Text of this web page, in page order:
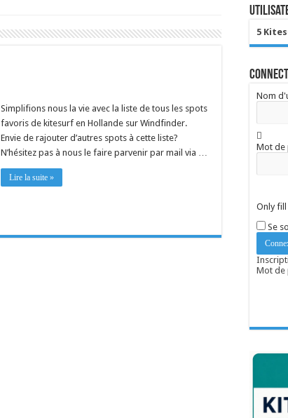
Simplifions nous la vie avec la liste de tous les spots
favoris de kitesurf en Hollande sur Windfinder.
Envie de rajouter d’autres spots à cette liste?
N’hésitez pas à nous le faire parvenir par mail via …
Lire la suite »
5
Nom
Mot de
Only
Se
Mot de